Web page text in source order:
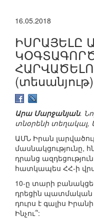
16.05.2018
ԻՍՐԱՅԵԼԸ
(տեսանյութ)
Արա Մարջանյան.
տնօրենի տեղակալ,
ԱՄՆ Իրան
մասնակցությունը,
դրանց
հատկապես ՀՀ-ի
10-ը տարի
դրեցին պատմական
դուրս է գալիս
Ինչու՞: